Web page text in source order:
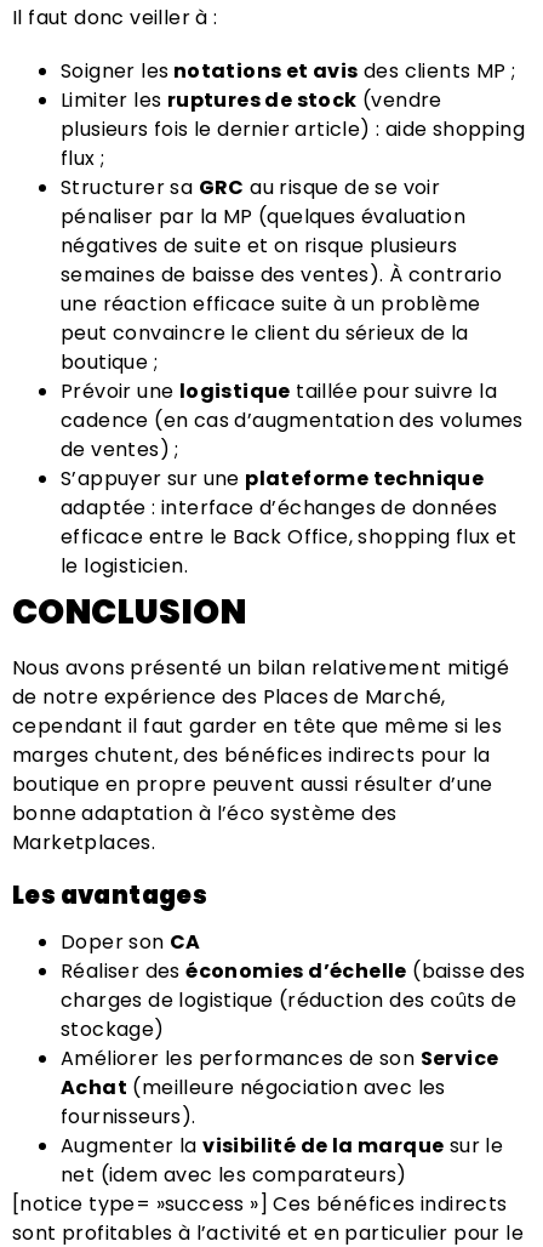
Il faut donc veiller à :
Soigner les notations et avis des clients MP ;
Limiter les ruptures de stock (vendre
plusieurs fois le dernier article) : aide shopping
flux ;
Structurer sa GRC au risque de se voir
pénaliser par la MP (quelques évaluation
négatives de suite et on risque plusieurs
semaines de baisse des ventes). À contrario
une réaction efficace suite à un problème
peut convaincre le client du sérieux de la
boutique ;
Prévoir une logistique taillée pour suivre la
cadence (en cas d’augmentation des volumes
de ventes) ;
S’appuyer sur une plateforme technique
adaptée : interface d’échanges de données
efficace entre le Back Office, shopping flux et
le logisticien.
CONCLUSION
Nous avons présenté un bilan relativement mitigé
de notre expérience des Places de Marché,
cependant il faut garder en tête que même si les
marges chutent, des bénéfices indirects pour la
boutique en propre peuvent aussi résulter d’une
bonne adaptation à l’éco système des
Marketplaces.
Les avantages
Doper son CA
Réaliser deséconomies d’échelle (baisse des
charges de logistique (réduction des coûts de
stockage)
Améliorer les performances de son Service
Achat (meilleure négociation avec les
fournisseurs).
Augmenter lavisibilité de la marque sur le
net (idem avec les comparateurs)
[notice type= »success »] Ces bénéfices indirects
sont profitables à l’activité et en particulier pour le